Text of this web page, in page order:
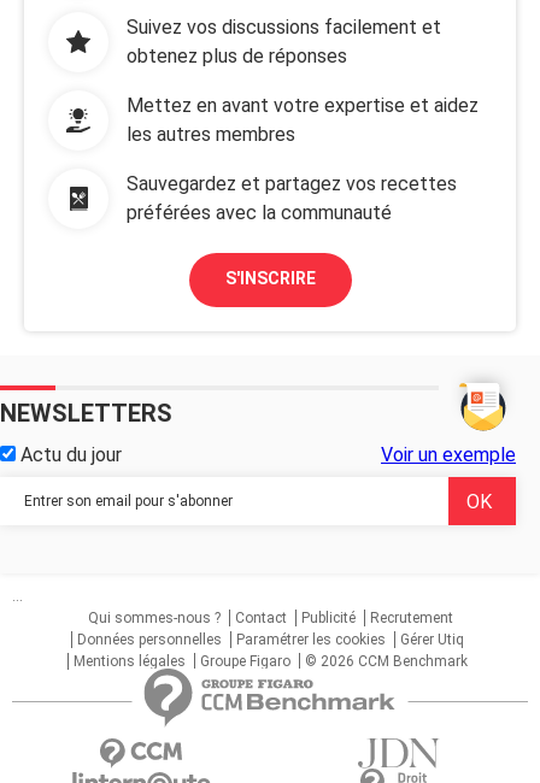
Suivez vos discussions facilement et
obtenez plus de réponses
Mettez en avant votre expertise et aidez
les autres membres
Sauvegardez et partagez vos recettes
préférées avec la communauté
S'INSCRIRE
NEWSLETTERS
Actu du jour Voir un exemple
...
Qui sommes-nous ?
Contact Publicité
Recrutement
Données personnelles
Paramétrer les cookies
Gérer Utiq
Mentions légales
Groupe Figaro © 2026 CCM Benchmark